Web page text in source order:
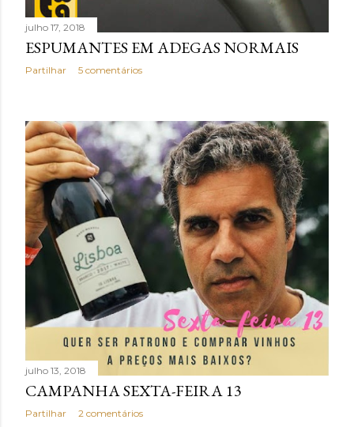
julho 17, 2018
ESPUMANTES EM ADEGAS NORMAIS
Partilhar 5 comentários
julho 13, 2018
CAMPANHA SEXTA-FEIRA 13
Partilhar 2 comentários